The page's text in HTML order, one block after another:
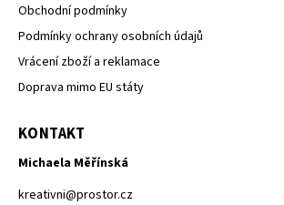
Obchodní podmínky
Podmínky ochrany osobních údajů
Vrácení zboží a reklamace
Doprava mimo EU státy
KONTAKT
Michaela Měřínská
kreativni@prostor.cz